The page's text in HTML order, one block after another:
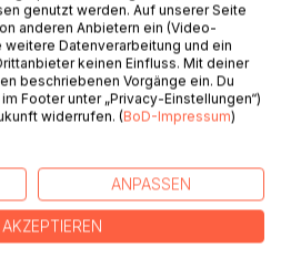
oder in einer Situation
für unsere Mit -menschen
könnte es bedeuten,
wandelte« und dass »Atem
ist die
Christus? Auf dem Hintergrund
der großen spirituellen
und insbesondere derinneren
unsder Autor
genutzt werden. Auf unserer Seite
anderen Anbietern ein (Video-
Datenverarbeitung und ein
keinen Einfluss. Mit deiner
beschriebenen Vorgänge ein. Du
Footer unter „Privacy-Einstellungen“)
widerrufen. (BoD-Impressum)
ANPASSEN